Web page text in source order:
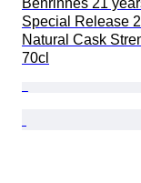
Benrinnes 21
Special Release
Natural Cask
70cl